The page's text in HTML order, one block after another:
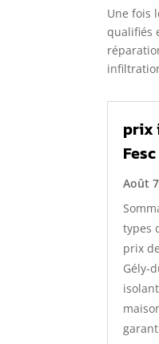
Une fois
qualifiés
prix
Fesc
Août
types
prix
Gély-